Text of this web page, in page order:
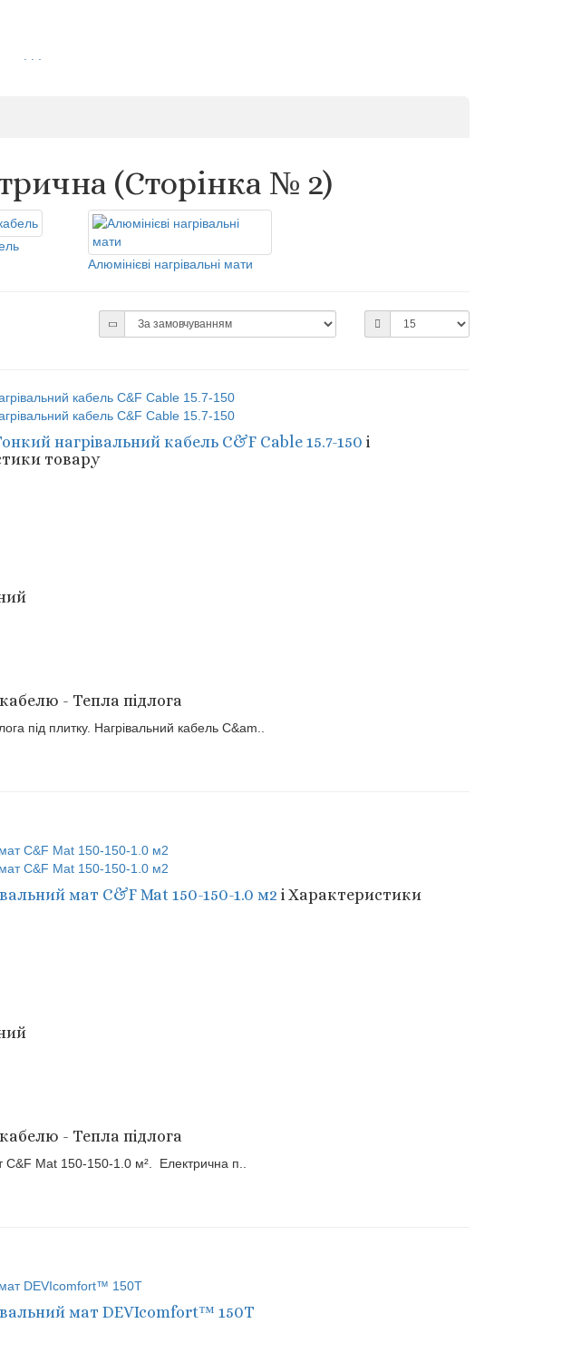
. . .
(Сторінка № 2)
Алюмінієві нагрівальні мати
нагрівальний кабель C&F Cable 15.7-150 i
товару
- Тепла підлога
під плитку. Нагрівальний кабель C&am..
мат C&F Mat 150-150-1.0 м2 i Характеристики
- Тепла підлога
C&F Mat 150-150-1.0 м². Електрична п..
мат DEVIcomfort™ 150T